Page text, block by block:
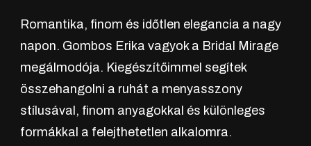
Romantika, finom és időtlen elegancia a nagy
napon. Gombos Erika vagyok a Bridal Mirage
megálmodója. Kiegészítőimmel segítek
összehangolni a ruhát a menyasszony
stílusával, finom anyagokkal és különleges
formákkal a felejthetetlen alkalomra.